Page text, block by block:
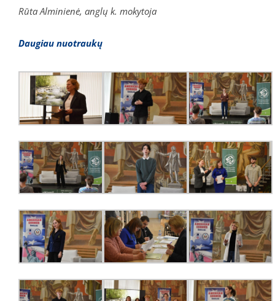
Rūta Alminienė, anglų k. mokytoja
Daugiau nuotraukų